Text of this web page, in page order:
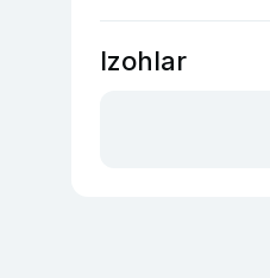
Izohlar